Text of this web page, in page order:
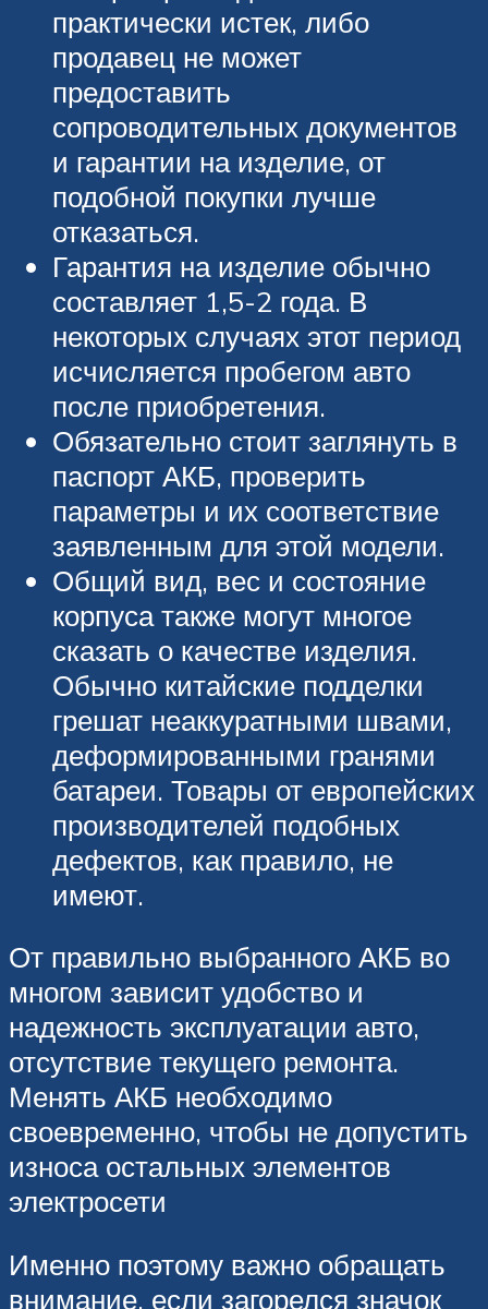
практически истек, либо
продавец не может
предоставить
сопроводительных документов
и гарантии на изделие, от
подобной покупки лучше
отказаться.
Гарантия на изделие обычно
составляет 1,5-2 года. В
некоторых случаях этот период
исчисляется пробегом авто
после приобретения.
Обязательно стоит заглянуть в
паспорт АКБ, проверить
параметры и их соответствие
заявленным для этой модели.
Общий вид, вес и состояние
корпуса также могут многое
сказать о качестве изделия.
Обычно китайские подделки
грешат неаккуратными швами,
деформированными гранями
батареи. Товары от европейских
производителей подобных
дефектов, как правило, не
имеют.
От правильно выбранного АКБ во
многом зависит удобство и
надежность эксплуатации авто,
отсутствие текущего ремонта.
Менять АКБ необходимо
своевременно, чтобы не допустить
износа остальных элементов
электросети
Именно поэтому важно обращать
внимание, если загорелся значок